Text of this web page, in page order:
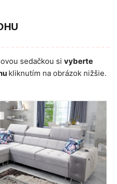
sedačkou si vyberte
kliknutím na obrázok nižšie.